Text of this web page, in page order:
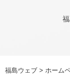
福島ウェブ > ホーム